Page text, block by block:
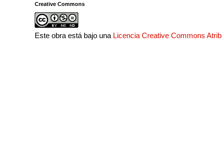
Creative Commons
Este obra está bajo una Licencia Creative Commons